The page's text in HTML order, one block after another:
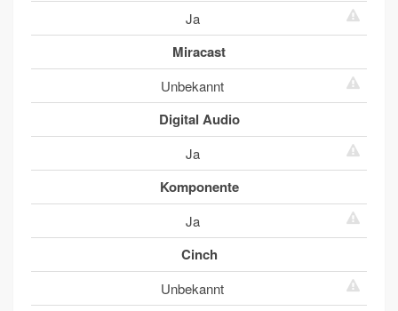
Ja
Miracast
Unbekannt
Digital Audio
Ja
Komponente
Ja
Cinch
Unbekannt